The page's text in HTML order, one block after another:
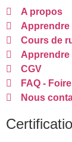
A propos
Apprendre
Cours de
CGV
FAQ -
Nous